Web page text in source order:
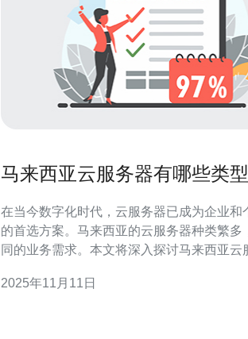
马来西亚云服务器有哪些类
在当今数字化时代，云服务器已成为企业和
的首选方案。马来西亚的云服务器种类繁多
同的业务需求。本文将深入探讨马来西亚云
服务器的基本概念 云服务器是一种虚拟服务器，其资源通
2025年11月11日